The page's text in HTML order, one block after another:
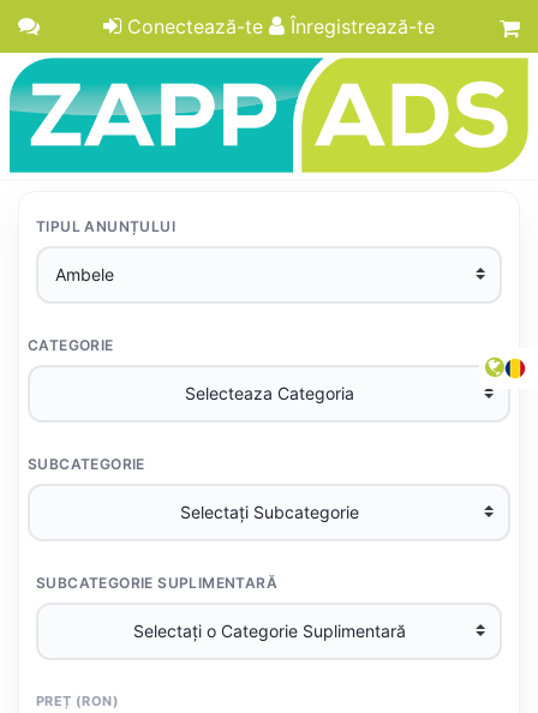
Conectează-te Înregistrează-te
TIPUL ANUNȚULUI
CATEGORIE
SUBCATEGORIE
SUBCATEGORIE SUPLIMENTARĂ
PREȚ (RON)